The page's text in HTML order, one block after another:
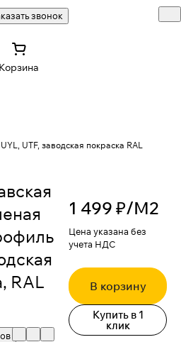
звонок
Корзина
UTF, заводская покраска RAL
RAL
1 499 ₽/М2
Цена указана без
учета НДС
В корзину
Купить в 1
клик